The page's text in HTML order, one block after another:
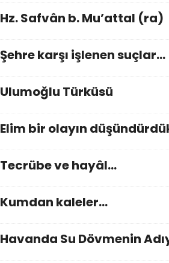
Hz. Safvân b. Mu’attal (ra)
Şehre karşı işlenen suçlar…
Ulumoğlu Türküsü
Elim bir olayın
Tecrübe ve hayâl…
Kumdan kaleler…
Havanda Su Dövmenin